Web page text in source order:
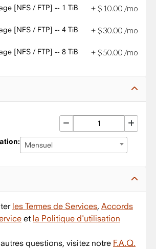
[NFS / FTP] -- 1 TiB + $ 10 00 /mo
[NFS / FTP] -- 4 TiB + $30 00 /mo
[NFS / FTP] -- 8 TiB + $50 00 /mo
Mensuel
les Termes de Services, Accords
et la Politique d'utilisation
questions, visitez notre F.A.Q.